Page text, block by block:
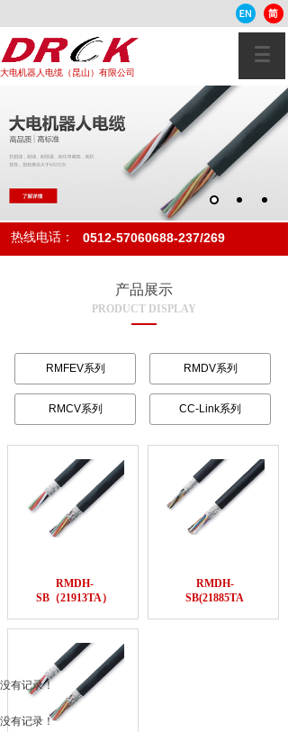
大电机器人电缆（昆山）有限公司
0512-57060688-237/269
热线电话：
产品展示
PRODUCT DISPLAY
CC-Link系列
RMCV系列
RMFEV系列 RMDV系列
RMDH-
SB（21913TA）
RMDH-
SB(21885TA
没有记录！
没有记录！